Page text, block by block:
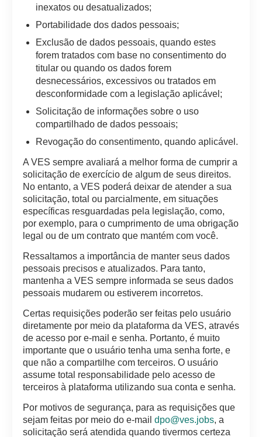
inexatos ou desatualizados;
Portabilidade dos dados pessoais;
Exclusão de dados pessoais, quando estes
forem tratados com base no consentimento do
titular ou quando os dados forem
desnecessários, excessivos ou tratados em
desconformidade com a legislação aplicável;
Solicitação de informações sobre o uso
compartilhado de dados pessoais;
Revogação do consentimento, quando aplicável.
A VES sempre avaliará a melhor forma de cumprir a
solicitação de exercício de algum de seus direitos.
No entanto, a VES poderá deixar de atender a sua
solicitação, total ou parcialmente, em situações
específicas resguardadas pela legislação, como,
por exemplo, para o cumprimento de uma obrigação
legal ou de um contrato que mantém com você.
Ressaltamos a importância de manter seus dados
pessoais precisos e atualizados. Para tanto,
mantenha a VES sempre informada se seus dados
pessoais mudarem ou estiverem incorretos.
Certas requisições poderão ser feitas pelo usuário
diretamente por meio da plataforma da VES, através
de acesso por e-mail e senha. Portanto, é muito
importante que o usuário tenha uma senha forte, e
que não a compartilhe com terceiros. O usuário
assume total responsabilidade pelo acesso de
terceiros à plataforma utilizando sua conta e senha.
Por motivos de segurança, para as requisições que
sejam feitas por meio do e-mail dpo@ves.jobs, a
solicitação será atendida quando tivermos certeza